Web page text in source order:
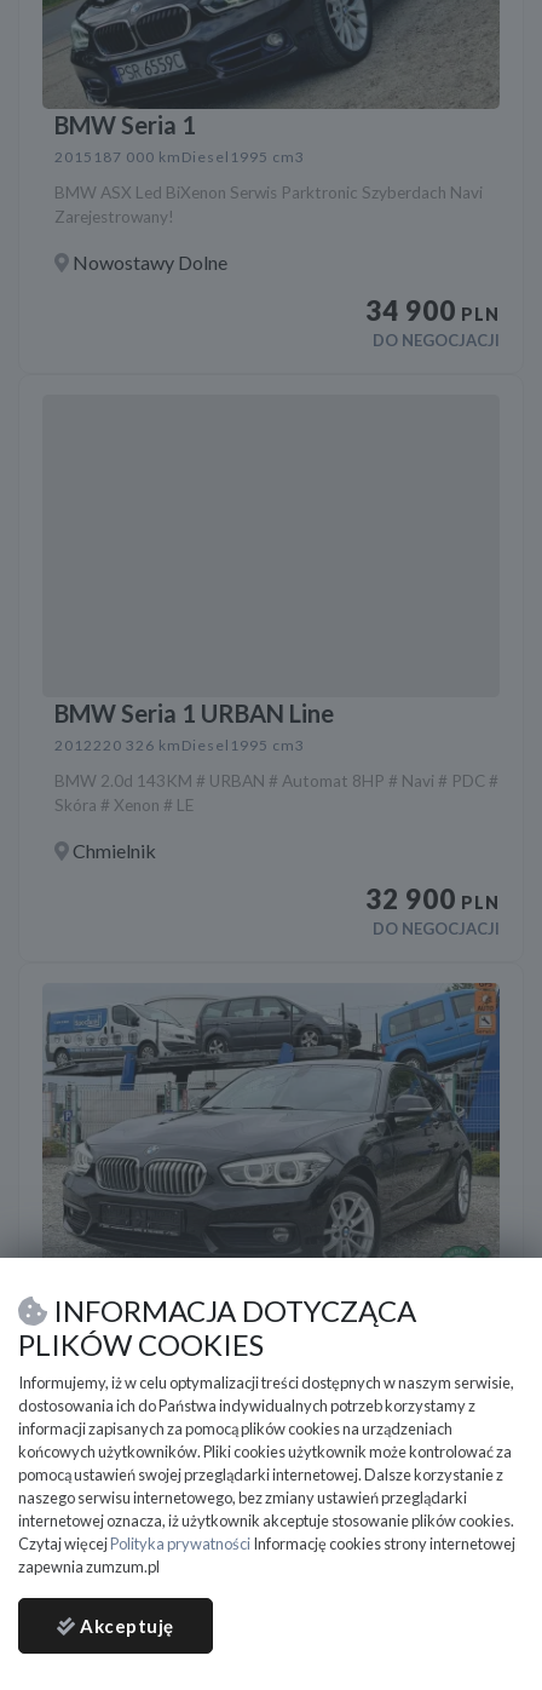
BMW Seria 1
2015 187 000 km Diesel 1995 cm3
BMW ASX Led BiXenon Serwis Parktronic Szyberdach Navi
Zarejestrowany!
Nowostawy Dolne
34 900 PLN
DO NEGOCJACJI
BMW Seria 1 URBAN Line
2012220 326 km Diesel 1995 cm3
BMW 2.0d 143KM # URBAN # Automat 8HP # Navi # PDC #
Skóra # Xenon # LE
Chmielnik
32 900 PLN
DO NEGOCJACJI
BMW Seria 1
2016218 000 km Benzyna1499 cm3
Kutno
27 900 PLN
DO NEGOCJACJI
INFORMACJA DOTYCZĄCA
PLIKÓW COOKIES
Informujemy, iż w celu optymalizacji treści dostępnych w naszym serwisie,
dostosowania ich do Państwa indywidualnych potrzeb korzystamy z
informacji zapisanych za pomocą plików cookies na urządzeniach
końcowych użytkowników. Pliki cookies użytkownik może kontrolować za
pomocą ustawień swojej przeglądarki internetowej. Dalsze korzystanie z
naszego serwisu internetowego, bez zmiany ustawień przeglądarki
internetowej oznacza, iż użytkownik akceptuje stosowanie plików cookies.
Czytaj więcejPolityka prywatnościInformację cookies strony internetowej
zapewnia zumzum.pl
Akceptuję